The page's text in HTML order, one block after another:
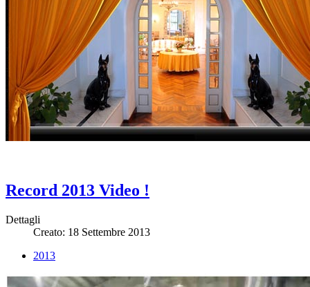
Record 2013 Video !
Dettagli
Creato: 18 Settembre 2013
2013